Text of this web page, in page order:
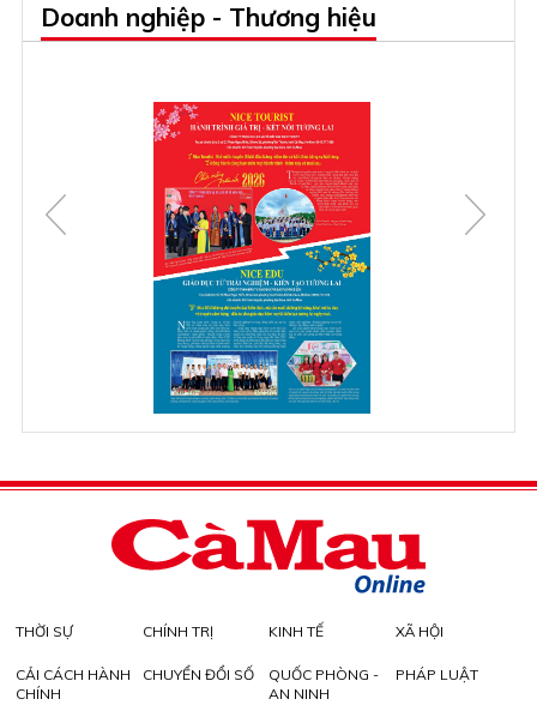
Doanh nghiệp - Thương hiệu
THỜI SỰ CHÍNH TRỊ KINH TẾ XÃ HỘI
CẢI CÁCH HÀNH
CHÍNH
CHUYỂN ĐỔI SỐ
QUỐC PHÒNG -
AN NINH
PHÁP LUẬT